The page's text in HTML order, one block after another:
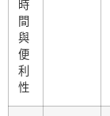
時
間
與
便
利
性